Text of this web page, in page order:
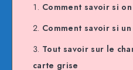
Comment savoir si
Comment savoir si
Tout savoir sur le
carte grise